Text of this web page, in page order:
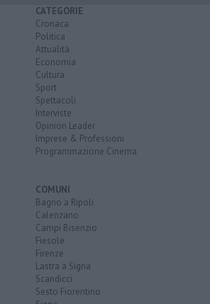
CATEGORIE
Cronaca
Politica
Attualità
Economia
Cultura
Sport
Spettacoli
Interviste
Opinion Leader
Imprese & Professioni
Programmazione Cinema
COMUNI
Bagno a Ripoli
Calenzano
Campi Bisenzio
Fiesole
Firenze
Lastra a Signa
Scandicci
Sesto Fiorentino